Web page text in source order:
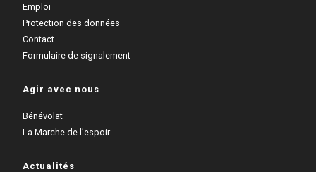
Emploi
Protection des données
Contact
Formulaire de signalement
Agir avec nous
Bénévolat
La Marche de l’espoir
Actualités